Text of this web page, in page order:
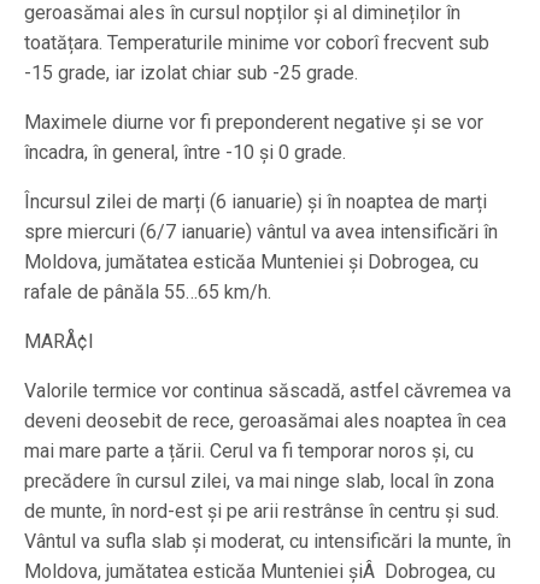
geroasămai ales în cursul nopților și al dimineților în
toatățara. Temperaturile minime vor coborî frecvent sub
-15 grade, iar izolat chiar sub -25 grade.
Maximele diurne vor fi preponderent negative și se vor
încadra, în general, între -10 și 0 grade.
Încursul zilei de marți (6 ianuarie) și în noaptea de marți
spre miercuri (6/7 ianuarie) vântul va avea intensificări în
Moldova, jumătatea esticăa Munteniei și Dobrogea, cu
rafale de pânăla 55…65 km/h.
MARÅ¢I
Valorile termice vor continua săscadă, astfel căvremea va
deveni deosebit de rece, geroasămai ales noaptea în cea
mai mare parte a țării. Cerul va fi temporar noros și, cu
precădere în cursul zilei, va mai ninge slab, local în zona
de munte, în nord-est și pe arii restrânse în centru și sud.
Vântul va sufla slab și moderat, cu intensificări la munte, în
Moldova, jumătatea esticăa Munteniei șiÂ Dobrogea, cu